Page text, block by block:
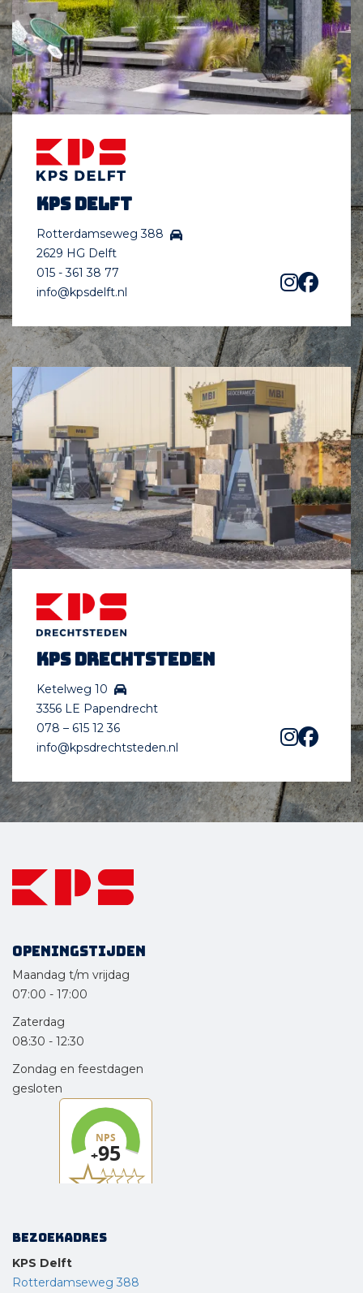
KPS Delft
Rotterdamseweg 388
2629 HG Delft
015 - 361 38 77
info@kpsdelft.nl
KPS Drechtsteden
Ketelweg 10
3356 LE Papendrecht
078 – 615 12 36
info@kpsdrechtsteden.nl
Openingstijden
Maandag t/m vrijdag
07:00 - 17:00
Zaterdag
08:30 - 12:30
Zondag en feestdagen
gesloten
Bezoekadres
KPS Delft
Rotterdamseweg 388